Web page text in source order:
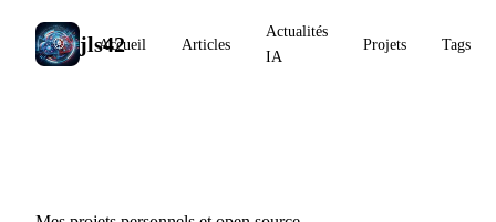
jls42
Accueil Articles
Actualités
IA
Projets Tags